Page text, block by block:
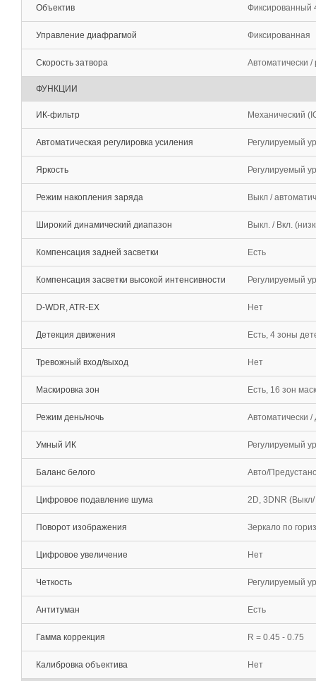
Объектив Фиксированный
Управление диафрагмой Фиксированная
Скорость затвора Автоматически
ФУНКЦИИ
ИК-фильтр Механический
Автоматическая регулировка усиления Регулируемый
Яркость Регулируемый
Режим накопления заряда Выкл /
Широкий динамический диапазон Выкл. / Вкл.
Компенсация задней засветки Есть
Компенсация засветки высокой интенсивности Регулируемый
D-WDR, ATR-EX Нет
Детекция движения Есть, 4 зоны
Тревожный вход/выход Нет
Маскировка зон Есть, 16 зон
Режим день/ночь Автоматически
Умный ИК Регулируемый
Баланс белого Авто/
Цифровое подавление шума 2D, 3DNR
Поворот изображения Зеркало по
Цифровое увеличение Нет
Четкость Регулируемый
Антитуман Есть
Гамма коррекция R = 0.45 - 0.75
Калибровка объектива Нет